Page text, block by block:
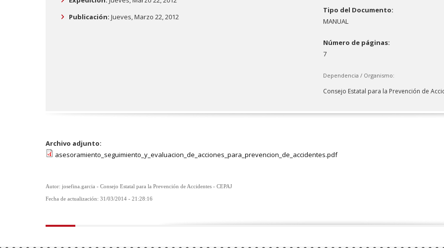
Publicación: Jueves, Marzo 22, 2012
Tipo del Documento:
MANUAL
Número de páginas:
7
Dependencia / Organismo:
Consejo Estatal para la Prevención de
Archivo adjunto:
asesoramiento_seguimiento_y_evaluacion_de_acciones_para_prevencion_de_accidentes.pdf
Autor: josefina.garcia - Consejo Estatal para la Prevención de Accidentes - CEPAJ
Fecha de actualización: 31/03/2014 - 21:28:16